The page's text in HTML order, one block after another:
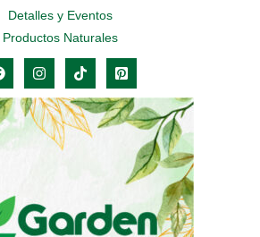
Detalles y Eventos
Productos Naturales